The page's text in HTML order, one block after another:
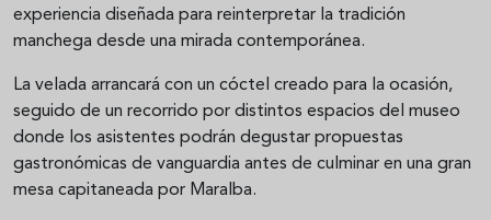
experiencia diseñada para reinterpretar la tradición
manchega desde una mirada contemporánea.
La velada arrancará con un cóctel creado para la ocasión,
seguido de un recorrido por distintos espacios del museo
donde los asistentes podrán degustar propuestas
gastronómicas de vanguardia antes de culminar en una gran
mesa capitaneada por Maralba.